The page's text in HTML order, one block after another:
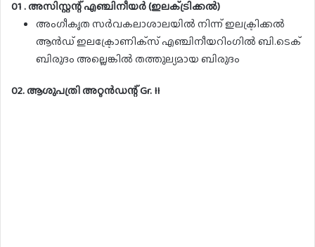
01 . അസിസ്റ്റന്റ് എഞ്ചിനീയർ (ഇലക്‌ട്രിക്കൽ)
അംഗീകൃത സർവകലാശാലയിൽ നിന്ന് ഇലക്ട്രിക്കൽ
ആൻഡ് ഇലക്ട്രോണിക്‌സ് എഞ്ചിനീയറിംഗിൽ ബി.ടെക്
ബിരുദം അല്ലെങ്കിൽ തത്തുല്യമായ ബിരുദം
02. ആശുപത്രി അറ്റൻഡന്റ് Gr. II